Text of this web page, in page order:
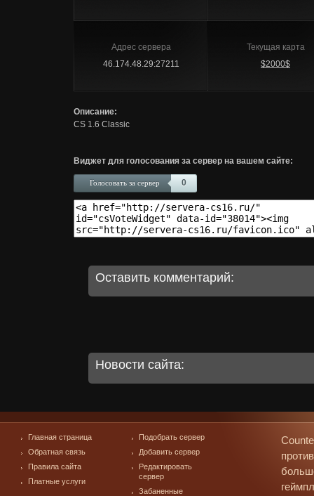
Адрес сервера
46.174.48.29:27211
Текущая карта
$2000$
Описание:
CS 1.6 Classic
Виджет для голосования за сервер на вашем сайте:
0
Голосовать за сервер
Оставить комментарий:
Новости сайта:
Главная страница
Обратная связь
Правила сайта
Платные услуги
Подобрать сервер
Добавить сервер
Редактировать
сервер
Забаненные